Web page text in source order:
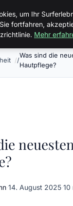
Was sind die
Hautpflege?
·14. August 2025·10
um Ihr
fortfahren,
Mehr